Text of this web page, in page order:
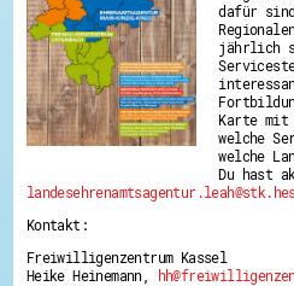
dafür
jährlich
Karte
welche
welche
Du hast
Kontakt:
Freiwilligenzentrum Kassel
Heike Heinemann,